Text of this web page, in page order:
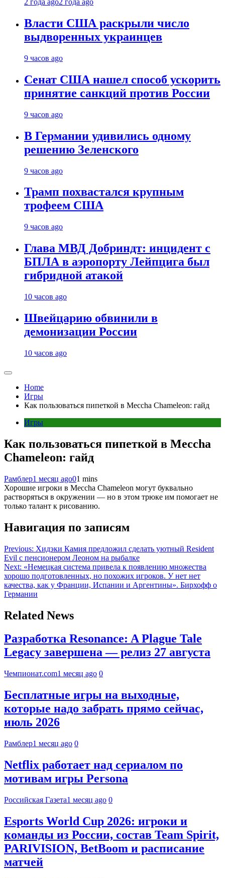
2 года ago2 года ago
Власти США раскрыли число
выдворенных украинцев
9 часов ago
Сенат США нашел способ ускорить
принятие санкций против России
9 часов ago
В Германии удивились одному
решению Зеленского
9 часов ago
Трамп похвастался крупным
трофеем США
9 часов ago
Глава МВД Добриндт: инцидент с
БПЛА в аэропорту Лейпцига был
гибридной атакой
10 часов ago
Швейцарию обвинили в
демонизации России
10 часов ago
Home
Игры
Как пользоваться пипеткой в Meccha Chameleon: гайд
Игры
Как пользоваться пипеткой в Meccha
Chameleon: гайд
Рамблер1 месяц ago01 mins
Хорошие игроки в Meccha Chameleon могут буквально
растворяться в окружении — но в этом трюке им помогает не
только талант к рисованию.
Навигация по записям
Previous: Хидэки Камия предложил сделать уютный Resident
Evil с пенсионером Леоном на рыбалке
Next: «Немецкая система привела к появлению множества
хорошо подготовленных, но похожих игроков. У нет нет
качества, как у Франции, Испании и Аргентины». Бирхофф о
Германии
Related News
Разработка Resonance: A Plague Tale
Legacy завершена — релиз 27 августа
Чемпионат.com1 месяц ago 0
Бесплатные игры на выходные,
которые надо забрать прямо сейчас,
июль 2026
Рамблер1 месяц ago 0
Netflix работает над сериалом по
мотивам игры Persona
Российская Газета1 месяц ago 0
Esports World Cup 2026: игроки и
команды из России, состав Team Spirit,
PARIVISION, BetBoom и расписание
матчей